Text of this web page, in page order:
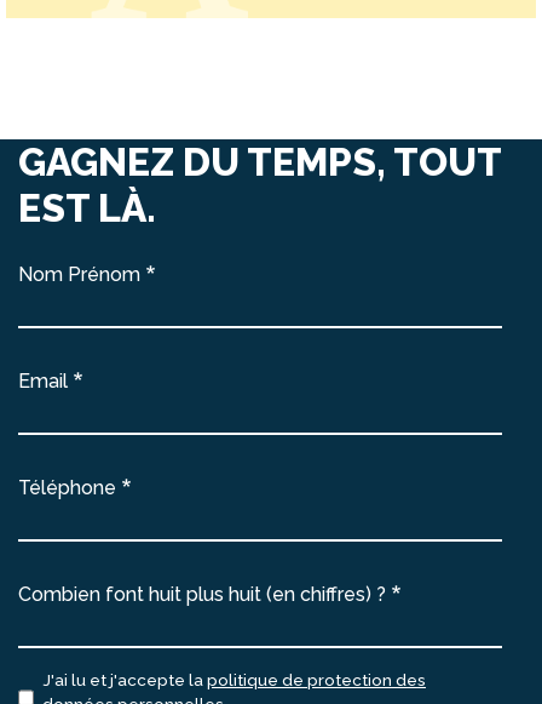
GAGNEZ DU TEMPS, TOUT
EST LÀ.
Nom Prénom
Email
Téléphone
Combien font huit plus huit (en chiffres) ?
J'ai lu et j'accepte lapolitique de protection des